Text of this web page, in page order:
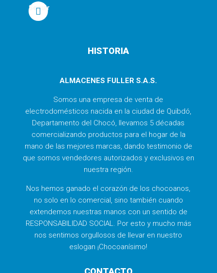
Seguir
HISTORIA
ALMACENES FULLER S.A.S.
Somos una empresa de venta de
electrodomésticos nacida en la ciudad de Quibdó,
Departamento del Chocó, llevamos 5 décadas
comercializando productos para el hogar de la
mano de las mejores marcas, dando testimonio de
que somos vendedores autorizados y exclusivos en
nuestra región.
Nos hemos ganado el corazón de los chocoanos,
no solo en lo comercial, sino también cuando
extendemos nuestras manos con un sentido de
RESPONSABILIDAD SOCIAL. Por esto y mucho más
nos sentimos orgullosos de llevar en nuestro
eslogan ¡Chocoanísimo!